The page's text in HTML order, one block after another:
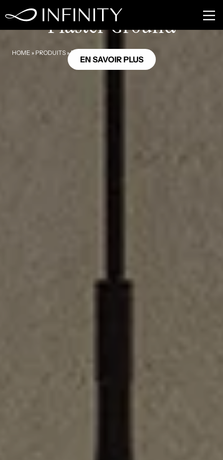
HOME » PRODUITS »PLASTER GROUND
GB24
Plaster Ground
EN SAVOIR PLUS